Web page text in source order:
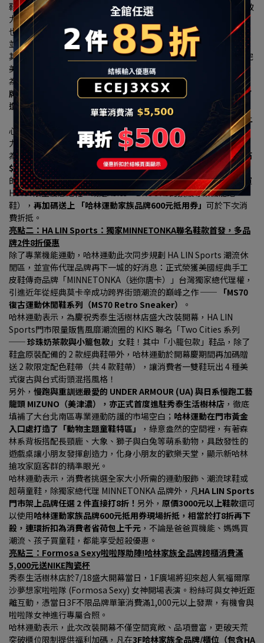
鞋HOKA確認坐鎮機能專區，是目前成長最快的高機能運動鞋款，致
力於開發適應高難度地形與賽事的超跑鞋，為讓樹林地區的消費者
也能搶進潮流最前線，在改裝慶開幕期間祭出限量夢幻折扣，門市
並引進了亞洲慢跑工藝之王Asics與百年跑鞋BROOKS的強大矩陣,
其中Asics 擁有超高人氣的亞瑟膠避震科技與專屬高質感跑鞋牆，完
美貼合亞洲人足底。
為了提供最專業的購鞋體驗，哈林運動特別與全球健身器材領導品
牌「岱宇(Dyaco)」跨界合作，在HA LIN Running慢跑專區獨家打
造「專業跑步機實境動態體驗區」，引進名列美國第一大健身品牌
「SOLE」電動跑步機，內含觸控式螢幕面板，
消費者可以現場換上
心儀的跑鞋，在跑步機上模擬真實慢跑姿態，測試鞋款避震與抓地
力，強強聯手打造實體零售「沉浸式體驗」新門市。
為歡慶改裝開幕，
HA LIN Running專區商品全面 9 折，更新增「滿
$3,600 折$300、滿 $5,500 折 $500」 的現折優惠。最讓跑友心動
的是，只要購買鞋款的「原價金額滿 $3,000 元以上」（不論是購買
HOKA 限量優惠跑鞋，或是Asics、BROOKS的頂級專業機能跑
鞋）， 再加碼送上 「哈林運動家族品牌600元抵用券」 可於下次消
費折抵。
亮點二：HA LIN Sports：獨家MINNETONKA聯名鞋款首發，多品
牌2件8折優惠
除了專業機能運動，哈林運動此次同步規劃 HA LIN Sports 潮流休
閒區，並宣佈代理品牌再下一城的好消息：正式榮獲美國經典手工
皮鞋傳奇品牌「MINNETONKA（迷你唐卡）」台灣獨家總代理權，
引進近年從經典莫卡辛成功跨界街頭潮流的巔峰之作 ── 「MS70
復古運動休閒鞋系列（MS70 Retro Sneaker）
。
哈林運動表示，為慶祝秀泰生活樹林店盛大改裝開幕，HA LIN
Sports門市限量販售風靡潮流圈的 KIKS 聯名「Two Cities 系列
── 珍珠奶茶款與小籠包款 」女鞋！其中「小籠包款」鞋品，除了
鞋盒原裝配備的 2 款經典鞋帶外，哈林運動於開幕慶期間再加碼贈
送 2 款限定配色鞋帶（共 4 款鞋帶），讓消費者一雙鞋玩出 4 種美
式復古與台式街頭混搭風格！
另外， 慢跑與重訓迷最愛的 UNDER ARMOUR (UA) 與日系慢跑工藝
龍頭 MIZUNO（美津濃），亦正式首度進駐秀泰生活樹林店 ，徹底
填補了大台北南區專業運動防護的市場空白； 哈林運動在門市黃金
入口處打造了「動物主題童鞋特區」
，綠意盎然的空間裡，有著森
林系背板搭配長頸鹿、大象、獅子與白兔等萌系動物，具啟發性的
遊戲桌讓小朋友發揮創造力，化身小朋友的歡樂天堂，顯示新哈林
搶攻家庭客群的精準眼光。
哈林運動表示，消費者挑選全家大小所需的運動服飾、潮流球鞋或
超萌童鞋，除獨家總代理 MINNETONKA 品牌外，凡HA LIN Sports
門市架上品牌任選 2 件直接打8折！ 另外， 原價3000元以上鞋款還可
以使用哈林運動家族品牌600元抵用券現場折抵，相當於打8折再下
殺，連環折扣為消費者省荷包上千元 ，不論是爸爸買機能、媽媽買
潮流、孩子買童鞋，都能享受超殺優惠。
亮點三：Formosa Sexy啦啦隊助陣!哈林家族全品牌跨櫃消費滿
5,000元送NIKE陶瓷杯
秀泰生活樹林店於7/18盛大開幕當日，1F廣場將迎來超人氣福爾摩
沙夢想家啦啦隊 (Formosa Sexy) 女神開場表演。粉絲可與女神近距
離互動，憑當日3F不限品牌單筆消費滿1,000元以上發票，有機會與
啦啦隊女神進行專屬合照。
哈林運動表示，此次改裝開幕不僅空間寬敞、品項豐富，更破天荒
突破櫃位限制提供福利加碼，凡在3F哈林家族全品牌/櫃位（包含HA